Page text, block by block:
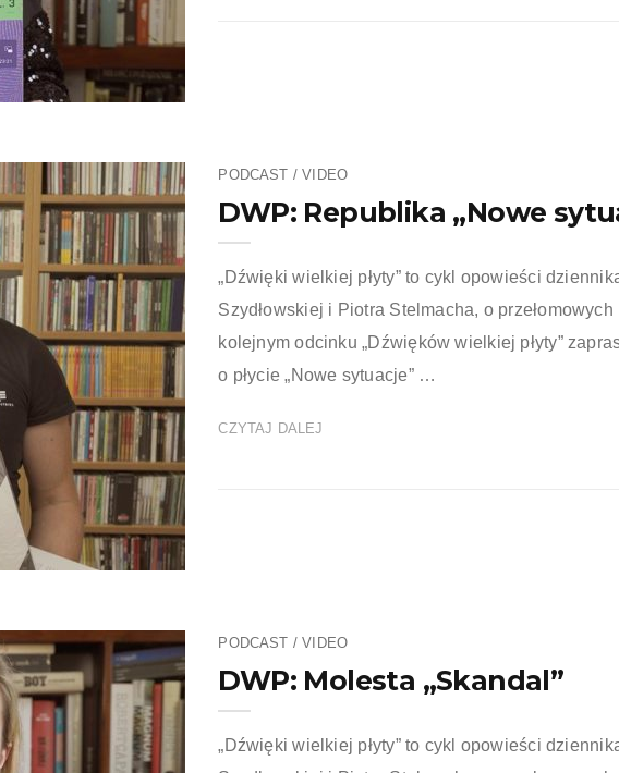
PODCAST / VIDEO
DWP: Republika „Nowe
„Dźwięki wielkiej płyty” to cykl opowieści
Szydłowskiej i Piotra Stelmacha, o
kolejnym odcinku „Dźwięków wielkiej płyty”
o płycie „Nowe sytuacje” …
CZYTAJ DALEJ
PODCAST / VIDEO
DWP: Molesta „Skandal”
„Dźwięki wielkiej płyty” to cykl opowieści